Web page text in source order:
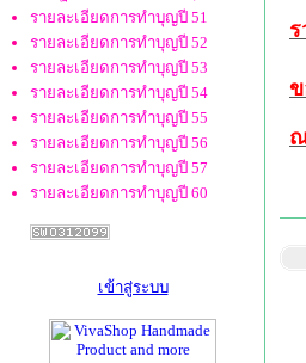
รายละเอียดการทำบุญปี 51
รายละเอียดการทำบุญปี 52
รายละเอียดการทำบุญปี 53
รายละเอียดการทำบุญปี 54
รายละเอียดการทำบุญปี 55
รายละเอียดการทำบุญปี 56
รายละเอียดการทำบุญปี 57
รายละเอียดการทำบุญปี 60
เข้าสู่ระบบ